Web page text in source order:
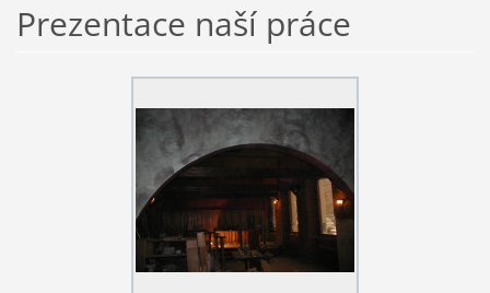
Prezentace naší práce